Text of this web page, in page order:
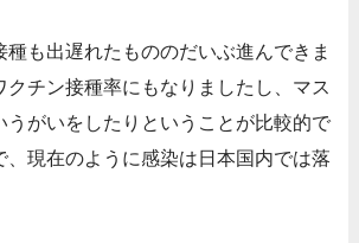
種も出遅れたもののだいぶ進んできま
クチン接種率にもなりましたし、マス
うがいをしたりということが比較的で
、現在のように感染は日本国内では落